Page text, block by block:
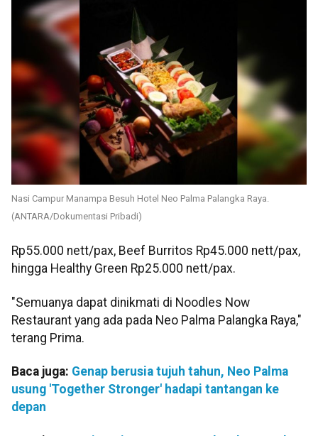
Nasi Campur Manampa Besuh Hotel Neo Palma Palangka Raya.
(ANTARA/Dokumentasi Pribadi)
Rp55.000 nett/pax, Beef Burritos Rp45.000 nett/pax,
hingga Healthy Green Rp25.000 nett/pax.
"Semuanya dapat dinikmati di Noodles Now
Restaurant yang ada pada Neo Palma Palangka Raya,"
terang Prima.
Baca juga: Genap berusia tujuh tahun, Neo Palma
usung 'Together Stronger' hadapi tantangan ke
depan